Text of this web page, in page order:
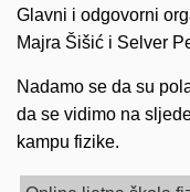
Glavni i odgovorni
Majra Šišić i Selver
Nadamo se da su
da se vidimo na
kampu fizike.